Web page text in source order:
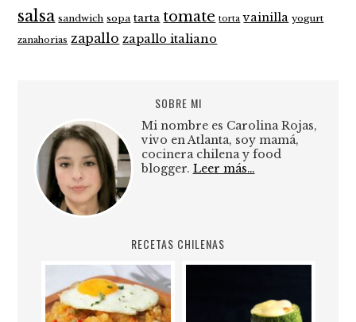
salsa sandwich sopa tarta tomate torta vainilla yogurt
zanahorias zapallo zapallo italiano
SOBRE MI
Mi nombre es Carolina Rojas,
vivo en Atlanta, soy mamá,
cocinera chilena y food
blogger. Leer más…
RECETAS CHILENAS